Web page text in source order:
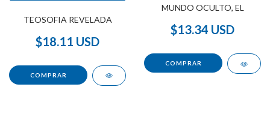
TEOSOFIA REVELADA
$18.11 USD
MUNDO OCULTO, EL
$13.34 USD